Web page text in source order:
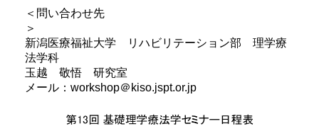
＜問い合わせ先
＞
新潟医療福祉大学 リハビリテーション部 理学療
法学科
玉越 敬悟 研究室
メール：workshop＠kiso.jspt.or.jp